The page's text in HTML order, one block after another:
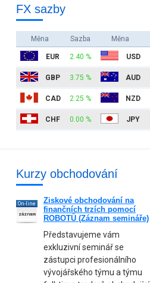
FX sazby
Měna Sazba Měna
EUR 2.40 % USD
GBP 3.75 % AUD
CAD 2.25 % NZD
CHF 0.00 % JPY
Kurzy obchodování
On-line
záznam
Ziskové obchodování na
finančních trzích pomocí
ROBOTŮ (Záznam semináře)
Představujeme vám
exkluzivní seminář se
zástupci profesionálního
vývojářského týmu a týmu